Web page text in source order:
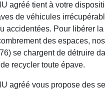
agréé tient à votre
de véhicules
accidentées. Pour libérer la
des espaces,
se chargent de détruire
recycler toute épave.
agréé vous propose des